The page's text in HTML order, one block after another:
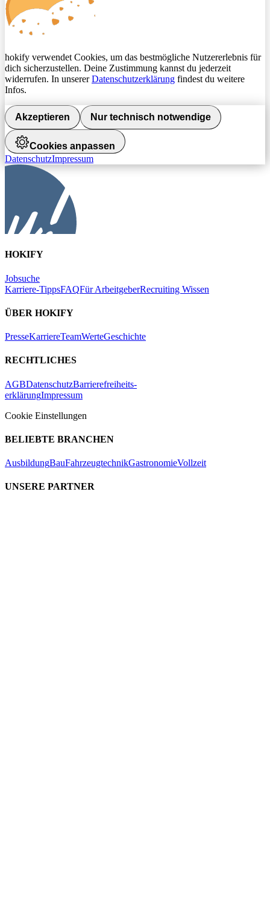
hokify verwendet Cookies, um das bestmögliche Nutzererlebnis für
dich sicherzustellen. Deine Zustimmung kannst du jederzeit
widerrufen. In unsererDatenschutzerklärung findest du weitere
Infos.
Akzeptieren Nur technisch notwendige
Cookies anpassen
DatenschutzImpressum
HOKIFY
Jobsuche
Karriere-TippsFAQFür ArbeitgeberRecruiting Wissen
ÜBER HOKIFY
PresseKarriereTeamWerteGeschichte
RECHTLICHES
AGBDatenschutzBarrierefreiheits-
erklärungImpressum
Cookie Einstellungen
BELIEBTE BRANCHEN
AusbildungBauFahrzeugtechnikGastronomieVollzeit
UNSERE PARTNER